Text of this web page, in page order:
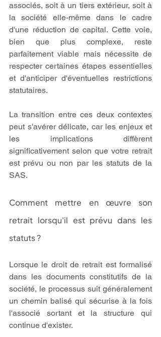
associés, soit à un tiers extérieur, soit à
la société elle-même dans le cadre
d'une réduction de capital. Cette voie,
bien que plus complexe, reste
parfaitement viable mais nécessite de
respecter certaines étapes essentielles
et d'anticiper d'éventuelles restrictions
statutaires.
La transition entre ces deux contextes
peut s'avérer délicate, car les enjeux et
les implications diffèrent
significativement selon que votre retrait
est prévu ou non par les statuts de la
SAS.
Comment mettre en œuvre son
retrait lorsqu'il est prévu dans les
statuts ?
Lorsque le droit de retrait est formalisé
dans les documents constitutifs de la
société, le processus suit généralement
un chemin balisé qui sécurise à la fois
l'associé sortant et la structure qui
continue d'exister.